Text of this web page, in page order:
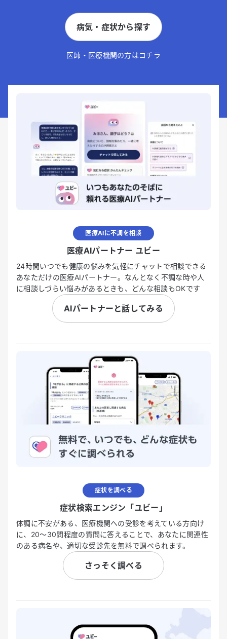
病気・症状から探す
医師・医療機関の方はコチラ
医療AIに不調を相談
医療AIパートナー ユビー
24時間いつでも健康の悩みを気軽にチャットで相談できる
あなただけの医療AIパートナー。なんとなく不調な時や人
に相談しづらい悩みがあるときも、どんな相談もOKです
AIパートナーと話してみる
症状を調べる
症状検索エンジン「ユビー」
体調に不安がある、医療機関への受診を考えている方向け
に、20〜30問程度の質問に答えることで、あなたに関連性
のある病名や、適切な受診先を無料で調べられます。
さっそく調べる